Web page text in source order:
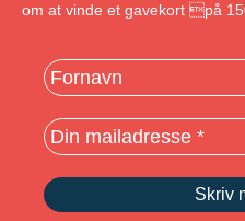
om at vinde et gavekort på